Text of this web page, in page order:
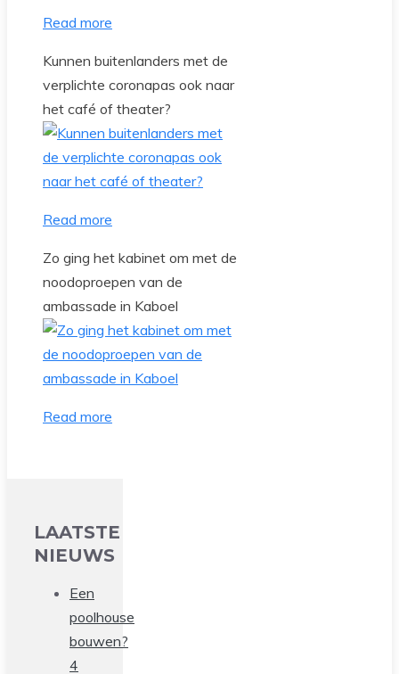
Read more
Kunnen buitenlanders met de
verplichte coronapas ook naar
het café of theater?
Read more
Zo ging het kabinet om met de
noodoproepen van de
ambassade in Kaboel
Read more
LAATSTE
NIEUWS
Een
poolhouse
bouwen?
4